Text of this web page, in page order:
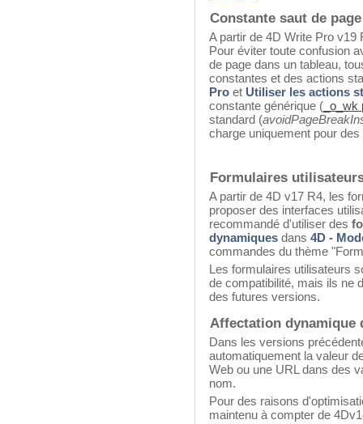
Constante saut de
A partir de 4D Write Pro
Pour éviter toute confusion
de page dans un tableau,
constantes et des actions
Pro et Utiliser les actions
constante générique (
standard (
charge uniquement pour
Formulaires
A partir de 4D v17 R4, les
proposer des interfaces
recommandé d'utiliser des
dynamiques dans 4D -
commandes du thème
Les formulaires utilisateurs
de compatibilité, mais ils ne
des futures versions.
Affectation dynamique
Dans les versions
automatiquement la valeur
Web ou une URL dans des
nom.
Pour des raisons
maintenu à compter de